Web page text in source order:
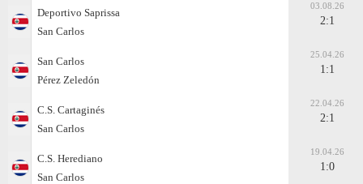
Deportivo Saprissa
San Carlos
03.08.26
2:1
San Carlos
Pérez Zeledón
25.04.26
1:1
C.S. Cartaginés
San Carlos
22.04.26
2:1
C.S. Herediano
San Carlos
19.04.26
1:0